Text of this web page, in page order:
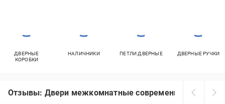
ДВЕРНЫЕ
КОРОБКИ
НАЛИЧНИКИ ПЕТЛИ ДВЕРНЫЕ ДВЕРНЫЕ РУЧКИ
Отзывы: Двери межкомнатные современные